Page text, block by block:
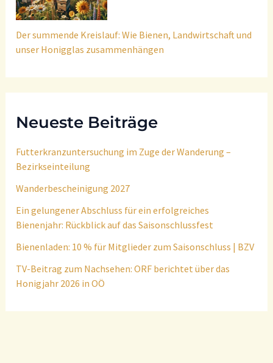
Der summende Kreislauf: Wie Bienen, Landwirtschaft und
unser Honigglas zusammenhängen
Neueste Beiträge
Futterkranzuntersuchung im Zuge der Wanderung –
Bezirkseinteilung
Wanderbescheinigung 2027
Ein gelungener Abschluss für ein erfolgreiches
Bienenjahr: Rückblick auf das Saisonschlussfest
Bienenladen: 10 % für Mitglieder zum Saisonschluss | BZV
TV-Beitrag zum Nachsehen: ORF berichtet über das
Honigjahr 2026 in OÖ